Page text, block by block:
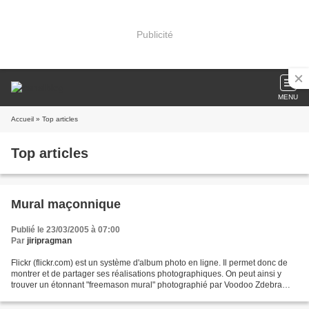
Publicité
MENU
Accueil » Top articles
Top articles
Mural maçonnique
Publié le 23/03/2005 à 07:00
Par jiripragman
Flickr (flickr.com) est un système d'album photo en ligne. Il permet donc de
montrer et de partager ses réalisations photographiques. On peut ainsi y
trouver un étonnant "freemason mural" photographié par Voodoo Zdebra